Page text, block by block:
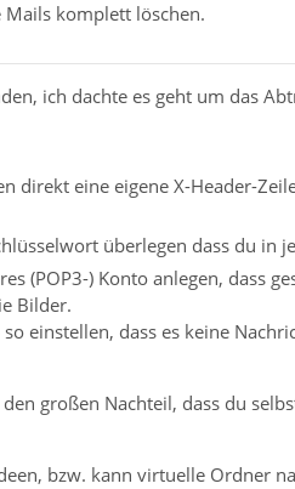
Mails komplett löschen.
ich dachte es geht um das
direkt eine eigene X-Header-
überlegen dass du in
(POP3-) Konto anlegen, dass
Bilder.
einstellen, dass es keine
großen Nachteil, dass du
bzw. kann virtuelle Ordner